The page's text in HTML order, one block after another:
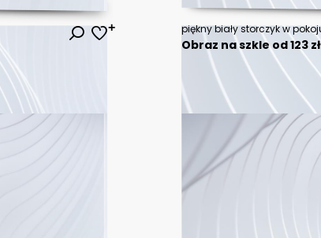
piękny biały storczyk w
Obraz na szkle od 123 zł